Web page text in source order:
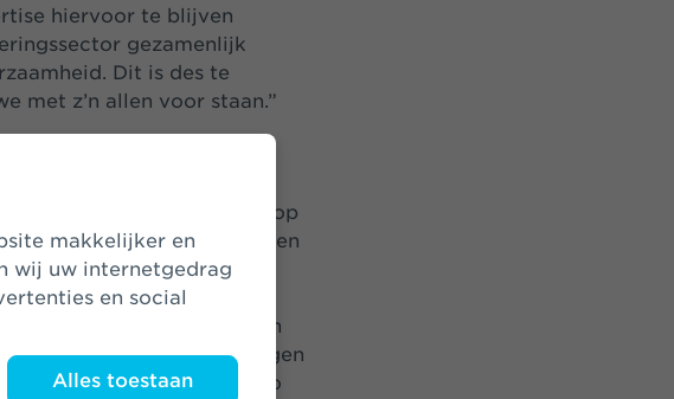
wij uw internetgedrag
en social
Alles toestaan
hiervoor te blijven
gezamenlijk
Dit is des te
met z’n allen voor staan.”
van een positieve impact op
real world impact). Dat doen
al duurzame
die belangrijk zijn voor
De VBDO ziet bovendien
impact van zijn beleggingen
partner Cardano